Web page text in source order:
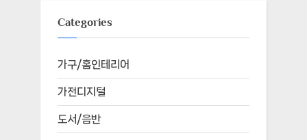
Categories
가구/홈인테리어
가전디지털
도서/음반